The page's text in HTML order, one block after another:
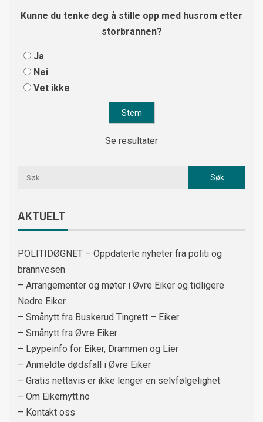
Kunne du tenke deg å stille opp med husrom etter
storbrannen?
Ja
Nei
Vet ikke
Se resultater
AKTUELT
POLITIDØGNET – Oppdaterte nyheter fra politi og
brannvesen
– Arrangementer og møter i Øvre Eiker og tidligere
Nedre Eiker
– Smånytt fra Buskerud Tingrett – Eiker
– Smånytt fra Øvre Eiker
– Løypeinfo for Eiker, Drammen og Lier
– Anmeldte dødsfall i Øvre Eiker
– Gratis nettavis er ikke lenger en selvfølgelighet
– Om Eikernytt.no
– Kontakt oss